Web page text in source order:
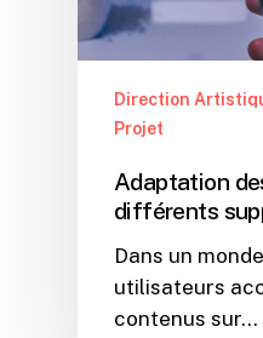
Direction
Projet
Adaptation
différents
Dans un
utilisateurs
contenus sur…